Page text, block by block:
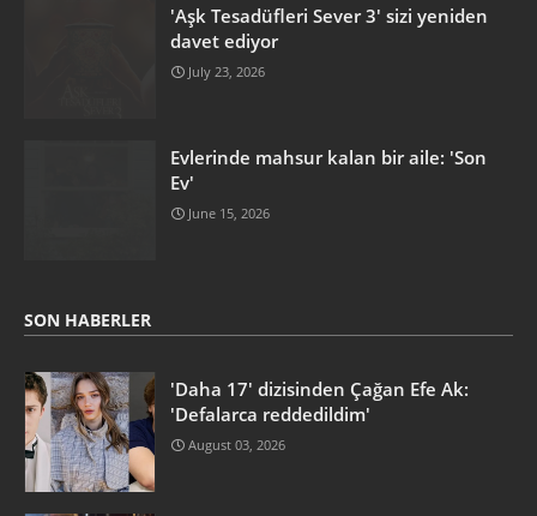
'Aşk Tesadüfleri Sever 3' sizi yeniden
davet ediyor
July 23, 2026
Evlerinde mahsur kalan bir aile: 'Son
Ev'
June 15, 2026
SON HABERLER
'Daha 17' dizisinden Çağan Efe Ak:
'Defalarca reddedildim'
August 03, 2026